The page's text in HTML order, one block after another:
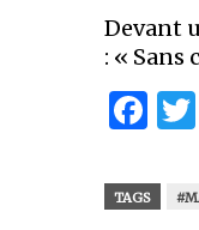
Devant
: « Sans
TAGS